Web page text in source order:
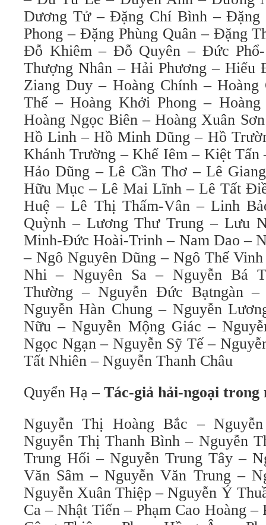
Dương Tử – Đặng Chí Bình –
Phong – Đặng Phùng Quân – Đặng
Đỗ Khiêm – Đỗ Quyên – Đức
Thượng Nhân – Hải Phương – Hiếu
Ziang Duy – Hoàng Chính –
Thế – Hoàng Khởi Phong –
Hoàng Ngọc Biên – Hoàng Xuân
Hồ Linh – Hồ Minh Dũng – Hồ
Khánh Trường – Khế Iêm – Kiệt Tấn
Hảo Dũng – Lê Cần Thơ – Lê
Hữu Mục – Lê Mai Lĩnh – Lê Tất
Huệ – Lê Thị Thấm-Vân – Linh
Quỳnh – Lương Thư Trung – Lưu
Minh-Đức Hoài-Trinh – Nam Dao
– Ngô Nguyên Dũng – Ngô Thế
Nhi – Nguyên Sa – Nguyễn Bá
Thường – Nguyễn Đức Bạtngàn
Nguyễn Hàn Chung – Nguyễn
Nữu – Nguyễn Mộng Giác –
Ngọc Ngạn – Nguyễn Sỹ Tế –
Tất Nhiên – Nguyễn Thanh Châu
Quyển Hạ – Tác-giả hải-ngoại
Nguyễn Thị Hoàng Bắc –
Nguyễn Thị Thanh Bình – Nguyễn
Trung Hối – Nguyễn Trung Tây –
Văn Sâm – Nguyễn Văn Trung –
Nguyễn Xuân Thiệp – Nguyễn Ý
Ca – Nhật Tiến – Phạm Cao Hoàng –